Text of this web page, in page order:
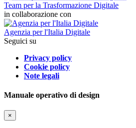
Team per la Trasformazione Digitale
in collaborazione con
Agenzia per l'Italia Digitale
Seguici su
Privacy policy
Cookie policy
Note legali
Manuale operativo di design
×